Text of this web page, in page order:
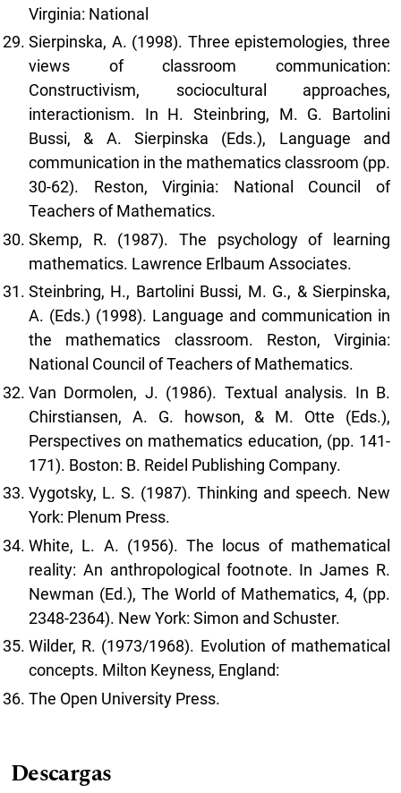
Virginia: National
Sierpinska, A. (1998). Three epistemologies, three
views of classroom communication:
Constructivism, sociocultural approaches,
interactionism. In H. Steinbring, M. G. Bartolini
Bussi, & A. Sierpinska (Eds.), Language and
communication in the mathematics classroom (pp.
30-62). Reston, Virginia: National Council of
Teachers of Mathematics.
Skemp, R. (1987). The psychology of learning
mathematics. Lawrence Erlbaum Associates.
Steinbring, H., Bartolini Bussi, M. G., & Sierpinska,
A. (Eds.) (1998). Language and communication in
the mathematics classroom. Reston, Virginia:
National Council of Teachers of Mathematics.
Van Dormolen, J. (1986). Textual analysis. In B.
Chirstiansen, A. G. howson, & M. Otte (Eds.),
Perspectives on mathematics education, (pp. 141-
171). Boston: B. Reidel Publishing Company.
Vygotsky, L. S. (1987). Thinking and speech. New
York: Plenum Press.
White, L. A. (1956). The locus of mathematical
reality: An anthropological footnote. In James R.
Newman (Ed.), The World of Mathematics, 4, (pp.
2348-2364). New York: Simon and Schuster.
Wilder, R. (1973/1968). Evolution of mathematical
concepts. Milton Keyness, England:
The Open University Press.
Descargas